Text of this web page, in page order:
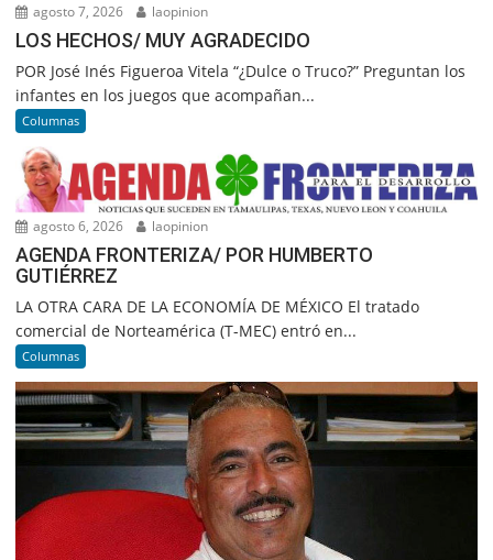
agosto 7, 2026 laopinion
LOS HECHOS/ MUY AGRADECIDO
POR José Inés Figueroa Vitela “¿Dulce o Truco?” Preguntan los
infantes en los juegos que acompañan...
Columnas
agosto 6, 2026 laopinion
AGENDA FRONTERIZA/ POR HUMBERTO
GUTIÉRREZ
LA OTRA CARA DE LA ECONOMÍA DE MÉXICO El tratado
comercial de Norteamérica (T-MEC) entró en...
Columnas